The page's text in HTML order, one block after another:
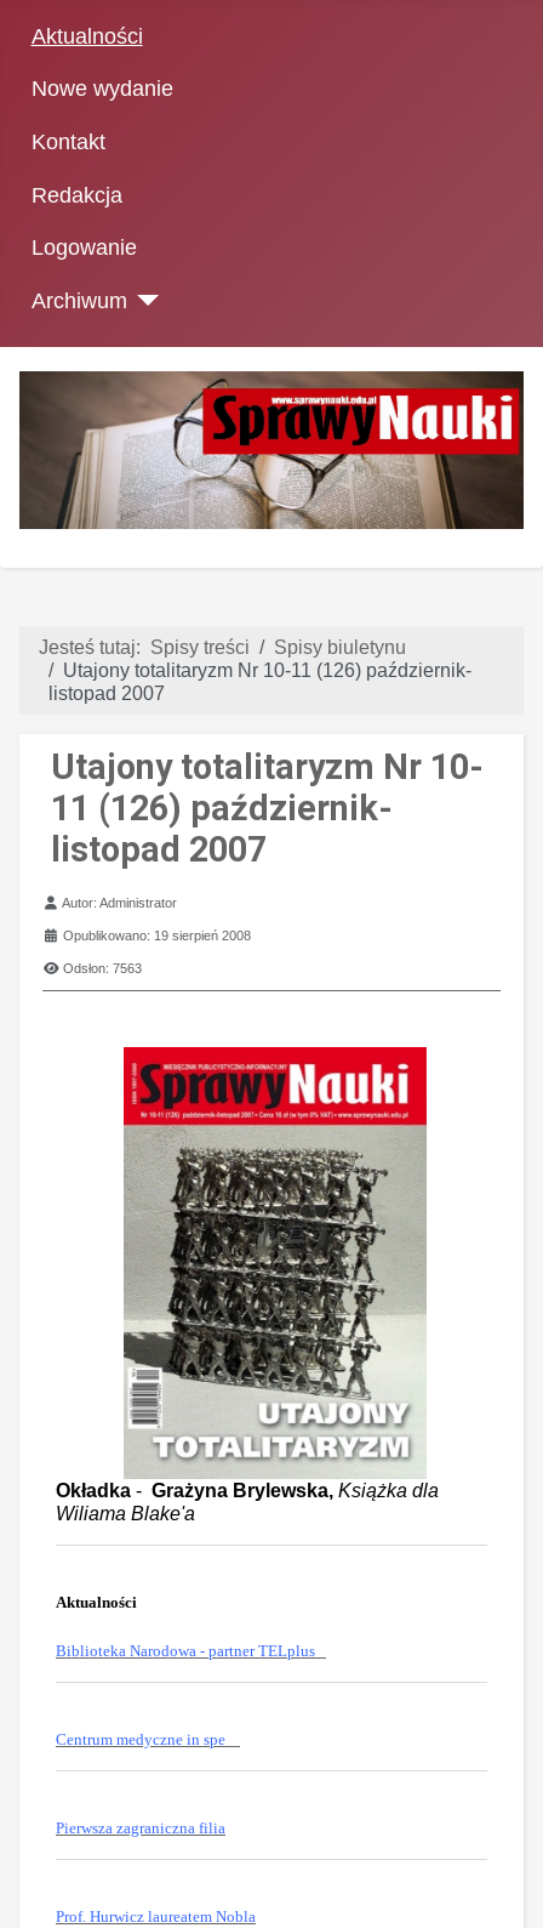
Aktualności
Nowe wydanie
Kontakt
Redakcja
Logowanie
Archiwum
Jesteś tutaj: Spisy treści
Spisy biuletynu
Utajony totalitaryzm Nr 10-11 (126) październik-
listopad 2007
Utajony totalitaryzm Nr 10-
11 (126) październik-
listopad 2007
Szczegóły
Autor:Administrator
Opublikowano: 19 sierpień 2008
Odsłon: 7563
Okładka - Grażyna Brylewska, Książka dla
Wiliama Blake'a
Aktualności
Biblioteka Narodowa - partner TELplus
Centrum medyczne in spe
Pierwsza zagraniczna filia
Prof. Hurwicz laureatem Nobla